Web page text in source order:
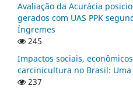
Avaliação da Acurácia
gerados com UAS PPK
Íngremes
245
Impactos sociais,
carcinicultura no Brasil:
237